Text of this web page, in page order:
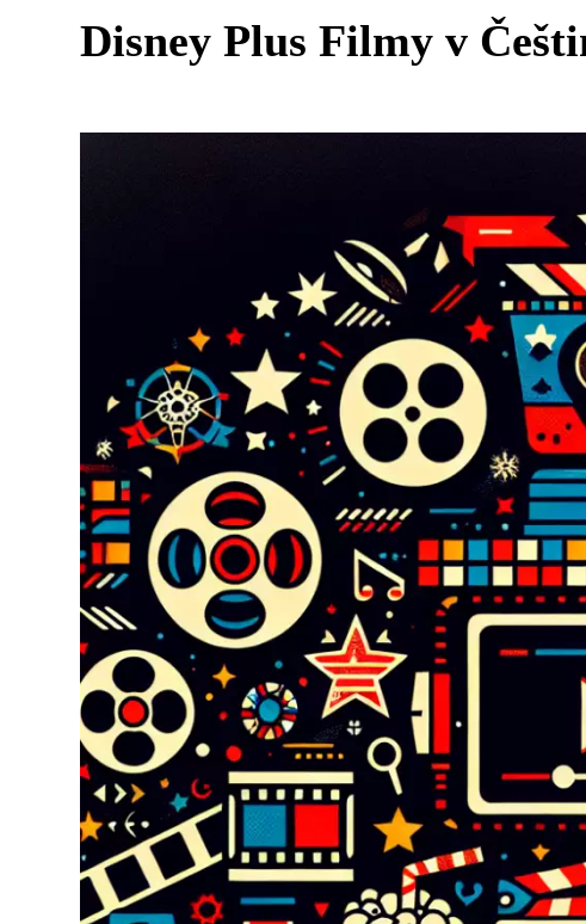
Disney Plus Filmy v